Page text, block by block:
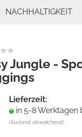
erstellen
vergessen?
NACHHALTIGKEIT
Jungle -
Lieferzeit:
in 5-8 Werktagen
(Ausland abweichend)